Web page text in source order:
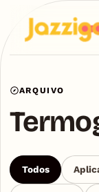
ARQUIVO
Todos